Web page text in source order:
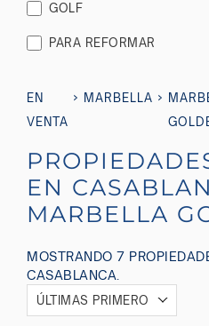
GOLF
PARA REFORMAR
EN
VENTA
› MARBELLA ›
EN
MARBELLA
MOSTRANDO 7
CASABLANCA.
ÚLTIMAS PRIMERO